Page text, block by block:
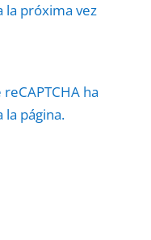
la próxima vez
ha
la página.